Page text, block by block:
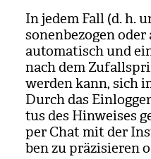
In jedem Fall (d. h.
so­nen­be­zo­gen
auto­ma­tisch und
nach dem
wer­den kann, sich
Durch das
tus des Hin­wei­ses
per Chat mit der
ben zu prä­zi­sie­ren